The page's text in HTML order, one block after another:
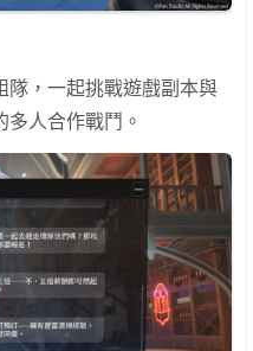
隊，一起挑戰遊戲副本與
人合作戰鬥。